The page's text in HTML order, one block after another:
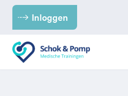
Inloggen